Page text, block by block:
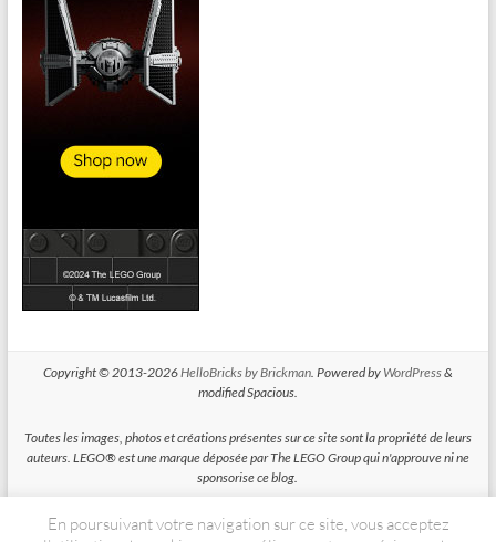
Copyright © 2013-2026HelloBricks by Brickman. Powered by WordPress&
modified Spacious.
Toutes les images, photos et créations présentes sur ce site sont la propriété de leurs
auteurs. LEGO® est une marque déposée par The LEGO Group qui n'approuve ni ne
sponsorise ce blog.
HelloBricks participe au Programme Partenaires d'Amazon EU, un programme
En poursuivant votre navigation sur ce site, vous acceptez